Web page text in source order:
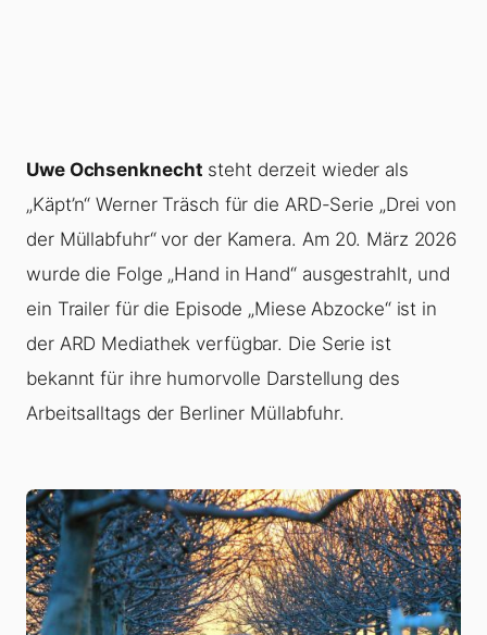
Uwe Ochsenknecht steht derzeit wieder als
„Käpt’n“ Werner Träsch für die ARD-Serie „Drei von
der Müllabfuhr“ vor der Kamera. Am 20. März 2026
wurde die Folge „Hand in Hand“ ausgestrahlt, und
ein Trailer für die Episode „Miese Abzocke“ ist in
der ARD Mediathek verfügbar. Die Serie ist
bekannt für ihre humorvolle Darstellung des
Arbeitsalltags der Berliner Müllabfuhr.